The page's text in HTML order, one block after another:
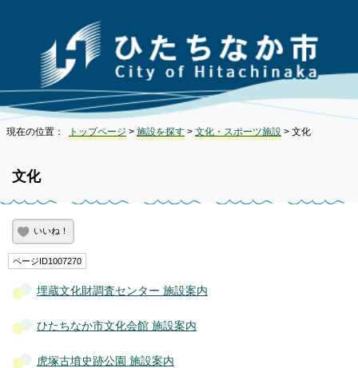
現在の位置： トップページ > 施設を探す > 文化・スポーツ施設 > 文化
文化
いいね！
ページID1007270
埋蔵文化財調査センター 施設案内
ひたちなか市文化会館 施設案内
虎塚古墳史跡公園 施設案内